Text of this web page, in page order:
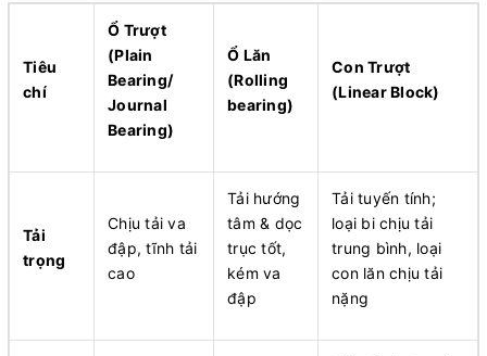
Tiêu
chí
Ổ Trượt
(Plain
Bearing/
Journal
Bearing)
Ổ Lăn
(Rolling
bearing)
Con Trượt
(Linear Block)
Tải
trọng
Chịu tải va
đập, tĩnh tải
cao
Tải hướng
tâm & dọc
trục tốt,
kém va
đập
Tải tuyến tính;
loại bi chịu tải
trung bình, loại
con lăn chịu tải
nặng